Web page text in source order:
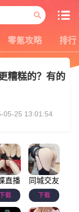
零氪攻略 排行
糟糕的？有的
05-25 13:01:54
直播
下载
同城交友
下载